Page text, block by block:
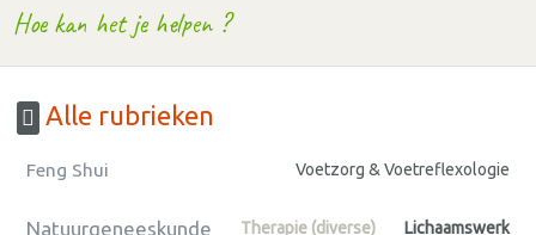
Hoe kan het je helpen ?
Alle rubrieken
Feng Shui Voetzorg & Voetreflexologie
Natuurgeneeskunde Therapie (diverse) Lichaamswerk